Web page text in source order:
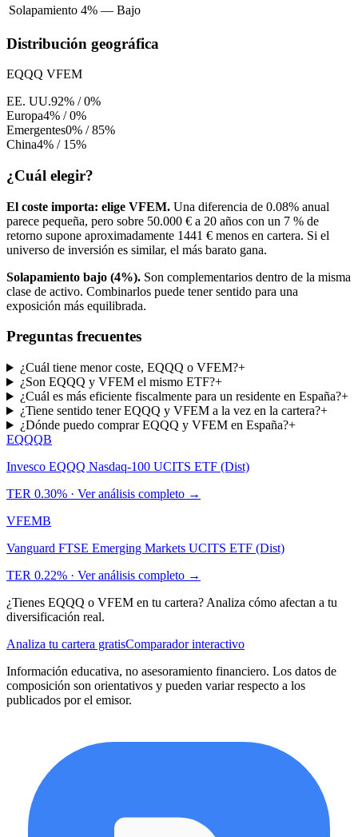
Solapamiento 4% — Bajo
Distribución geográfica
EQQQ VFEM
EE. UU.92% /0%
Europa4% /0%
Emergentes0% /85%
China4% / 15%
¿Cuál elegir?
El coste importa: elige VFEM. Una diferencia de 0.08% anual
parece pequeña, pero sobre 50.000 € a 20 años con un 7 % de
retorno supone aproximadamente 1441 € menos en cartera. Si el
universo de inversión es similar, el más barato gana.
Solapamiento bajo (4%). Son complementarios dentro de la misma
clase de activo. Combinarlos puede tener sentido para una
exposición más equilibrada.
Preguntas frecuentes
¿Cuál tiene menor coste, EQQQ o VFEM?+
¿Son EQQQ y VFEM el mismo ETF?+
¿Cuál es más eficiente fiscalmente para un residente en España?+
¿Tiene sentido tener EQQQ y VFEM a la vez en la cartera?+
¿Dónde puedo comprar EQQQ y VFEM en España?+
EQQQB
Invesco EQQQ Nasdaq-100 UCITS ETF (Dist)
TER 0.30% · Ver análisis completo →
VFEMB
Vanguard FTSE Emerging Markets UCITS ETF (Dist)
TER 0.22% · Ver análisis completo →
¿Tienes EQQQ o VFEM en tu cartera? Analiza cómo afectan a tu
diversificación real.
Analiza tu cartera gratisComparador interactivo
Información educativa, no asesoramiento financiero. Los datos de
composición son orientativos y pueden variar respecto a los
publicados por el emisor.